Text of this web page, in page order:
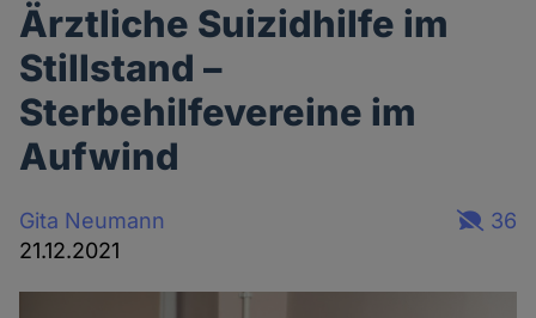
Ärztliche Suizidhilfe im
Stillstand –
Sterbehilfevereine im
Aufwind
Gita Neumann
21.12.2021
36